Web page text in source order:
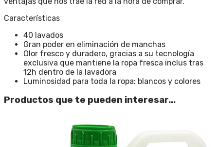
Características
40 lavados
Gran poder en eliminación de manchas
Olor fresco y duradero, gracias a su tecnología
exclusiva que mantiene la ropa fresca inclus tras
12h dentro de la lavadora
Luminosidad para toda la ropa: blancos y colores
Productos que te pueden interesar...